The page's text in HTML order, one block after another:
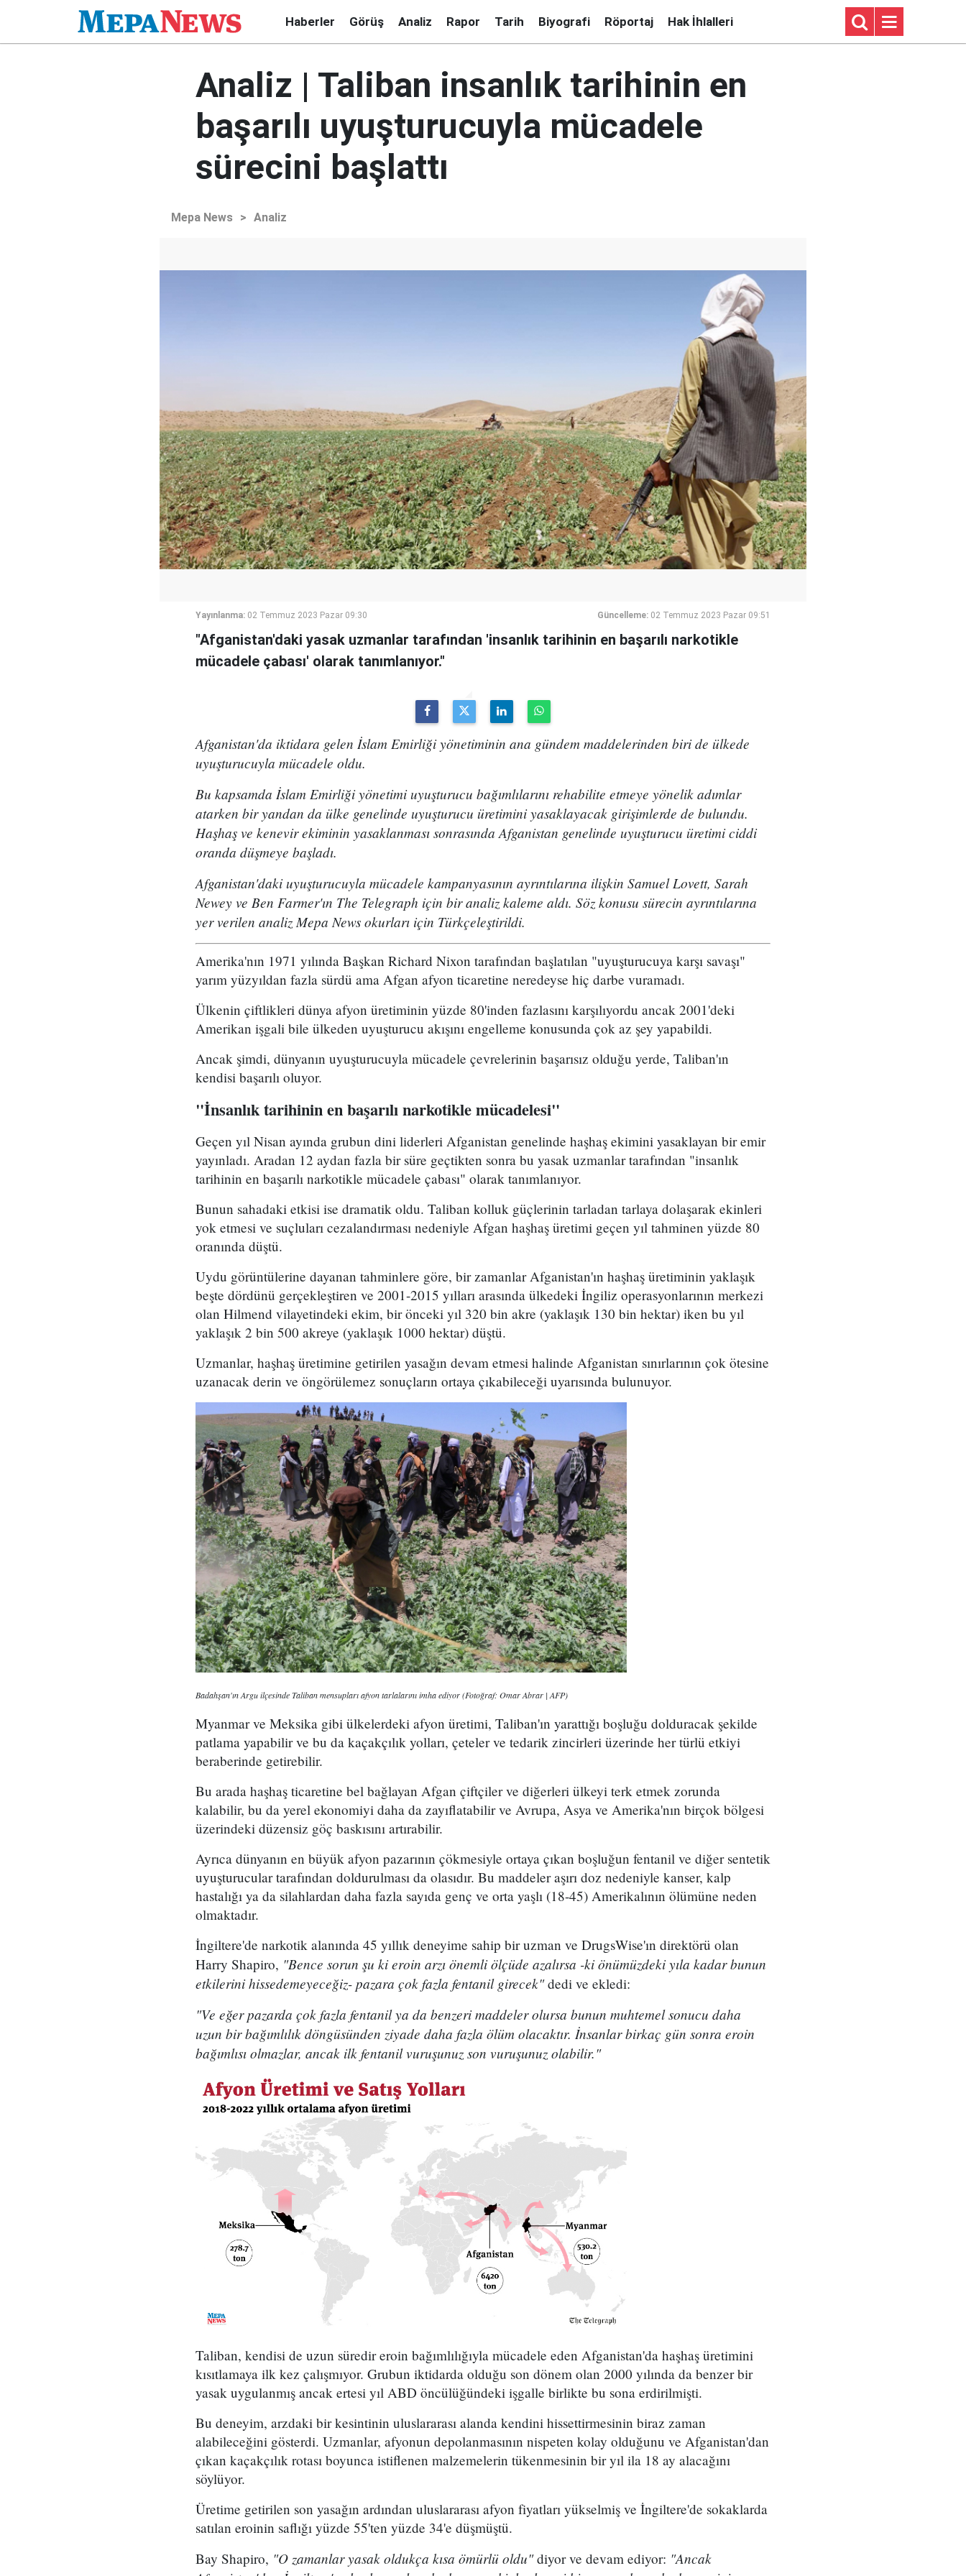
Haberler Görüş Analiz Rapor Tarih Biyografi Röportaj Hak İhlalleri
Analiz | Taliban insanlık tarihinin en
başarılı uyuşturucuyla mücadele
sürecini başlattı
Mepa News > Analiz
Yayınlanma: 02 Temmuz 2023 Pazar 09:30 Güncelleme: 02 Temmuz 2023 Pazar 09:51
"Afganistan'daki yasak uzmanlar tarafından 'insanlık tarihinin en başarılı narkotikle
mücadele çabası' olarak tanımlanıyor."
Afganistan'da iktidara gelen İslam Emirliği yönetiminin ana gündem maddelerinden biri de ülkede
uyuşturucuyla mücadele oldu.
Bu kapsamda İslam Emirliği yönetimi uyuşturucu bağımlılarını rehabilite etmeye yönelik adımlar
atarken bir yandan da ülke genelinde uyuşturucu üretimini yasaklayacak girişimlerde de bulundu.
Haşhaş ve kenevir ekiminin yasaklanması sonrasında Afganistan genelinde uyuşturucu üretimi ciddi
oranda düşmeye başladı.
Afganistan'daki uyuşturucuyla mücadele kampanyasının ayrıntılarına ilişkin Samuel Lovett, Sarah
Newey ve Ben Farmer'ın The Telegraph için bir analiz kaleme aldı. Söz konusu sürecin ayrıntılarına
yer verilen analiz Mepa News okurları için Türkçeleştirildi.
Amerika'nın 1971 yılında Başkan Richard Nixon tarafından başlatılan "uyuşturucuya karşı savaşı"
yarım yüzyıldan fazla sürdü ama Afgan afyon ticaretine neredeyse hiç darbe vuramadı.
Ülkenin çiftlikleri dünya afyon üretiminin yüzde 80'inden fazlasını karşılıyordu ancak 2001'deki
Amerikan işgali bile ülkeden uyuşturucu akışını engelleme konusunda çok az şey yapabildi.
Ancak şimdi, dünyanın uyuşturucuyla mücadele çevrelerinin başarısız olduğu yerde, Taliban'ın
kendisi başarılı oluyor.
"İnsanlık tarihinin en başarılı narkotikle mücadelesi"
Geçen yıl Nisan ayında grubun dini liderleri Afganistan genelinde haşhaş ekimini yasaklayan bir emir
yayınladı. Aradan 12 aydan fazla bir süre geçtikten sonra bu yasak uzmanlar tarafından "insanlık
tarihinin en başarılı narkotikle mücadele çabası" olarak tanımlanıyor.
Bunun sahadaki etkisi ise dramatik oldu. Taliban kolluk güçlerinin tarladan tarlaya dolaşarak ekinleri
yok etmesi ve suçluları cezalandırması nedeniyle Afgan haşhaş üretimi geçen yıl tahminen yüzde 80
oranında düştü.
Uydu görüntülerine dayanan tahminlere göre, bir zamanlar Afganistan'ın haşhaş üretiminin yaklaşık
beşte dördünü gerçekleştiren ve 2001-2015 yılları arasında ülkedeki İngiliz operasyonlarının merkezi
olan Hilmend vilayetindeki ekim, bir önceki yıl 320 bin akre (yaklaşık 130 bin hektar) iken bu yıl
yaklaşık 2 bin 500 akreye (yaklaşık 1000 hektar) düştü.
Uzmanlar, haşhaş üretimine getirilen yasağın devam etmesi halinde Afganistan sınırlarının çok ötesine
uzanacak derin ve öngörülemez sonuçların ortaya çıkabileceği uyarısında bulunuyor.
Badahşan'ın Argu ilçesinde Taliban mensupları afyon tarlalarını imha ediyor (Fotoğraf: Omar Abrar | AFP)
Myanmar ve Meksika gibi ülkelerdeki afyon üretimi, Taliban'ın yarattığı boşluğu dolduracak şekilde
patlama yapabilir ve bu da kaçakçılık yolları, çeteler ve tedarik zincirleri üzerinde her türlü etkiyi
beraberinde getirebilir.
Bu arada haşhaş ticaretine bel bağlayan Afgan çiftçiler ve diğerleri ülkeyi terk etmek zorunda
kalabilir, bu da yerel ekonomiyi daha da zayıflatabilir ve Avrupa, Asya ve Amerika'nın birçok bölgesi
üzerindeki düzensiz göç baskısını artırabilir.
Ayrıca dünyanın en büyük afyon pazarının çökmesiyle ortaya çıkan boşluğun fentanil ve diğer sentetik
uyuşturucular tarafından doldurulması da olasıdır. Bu maddeler aşırı doz nedeniyle kanser, kalp
hastalığı ya da silahlardan daha fazla sayıda genç ve orta yaşlı (18-45) Amerikalının ölümüne neden
olmaktadır.
İngiltere'de narkotik alanında 45 yıllık deneyime sahip bir uzman ve DrugsWise'ın direktörü olan
Harry Shapiro, "Bence sorun şu ki eroin arzı önemli ölçüde azalırsa -ki önümüzdeki yıla kadar bunun
etkilerini hissedemeyeceğiz- pazara çok fazla fentanil girecek"dedi ve ekledi:
"Ve eğer pazarda çok fazla fentanil ya da benzeri maddeler olursa bunun muhtemel sonucu daha
uzun bir bağımlılık döngüsünden ziyade daha fazla ölüm olacaktır. İnsanlar birkaç gün sonra eroin
bağımlısı olmazlar, ancak ilk fentanil vuruşunuz son vuruşunuz olabilir."
Taliban, kendisi de uzun süredir eroin bağımlılığıyla mücadele eden Afganistan'da haşhaş üretimini
kısıtlamaya ilk kez çalışmıyor. Grubun iktidarda olduğu son dönem olan 2000 yılında da benzer bir
yasak uygulanmış ancak ertesi yıl ABD öncülüğündeki işgalle birlikte bu sona erdirilmişti.
Bu deneyim, arzdaki bir kesintinin uluslararası alanda kendini hissettirmesinin biraz zaman
alabileceğini gösterdi. Uzmanlar, afyonun depolanmasının nispeten kolay olduğunu ve Afganistan'dan
çıkan kaçakçılık rotası boyunca istiflenen malzemelerin tükenmesinin bir yıl ila 18 ay alacağını
söylüyor.
Üretime getirilen son yasağın ardından uluslararası afyon fiyatları yükselmiş ve İngiltere'de sokaklarda
satılan eroinin saflığı yüzde 55'ten yüzde 34'e düşmüştü.
Bay Shapiro, "O zamanlar yasak oldukça kısa ömürlü oldu"diyor ve devam ediyor: "Ancak